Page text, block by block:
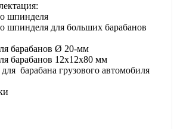
шпинделя
шпинделя для больших барабанов
барабанов Ø 20-мм
барабанов 12x12x80 мм
барабана грузового автомобиля